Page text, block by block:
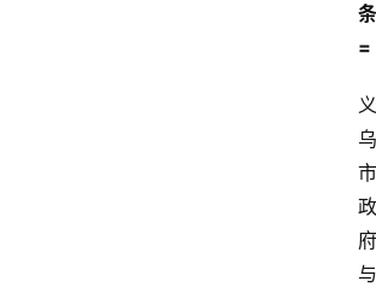
条
=
义
乌
市
政
府
与